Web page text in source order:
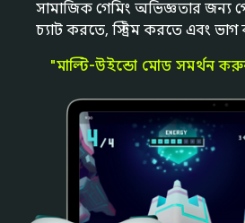
সামাজিক গেমিং অভিজ্ঞতার জন্য
চ্যাট করতে, স্ট্রিম করতে এবং ভাগ
"মাল্টি-উইন্ডো মোড সমর্থন